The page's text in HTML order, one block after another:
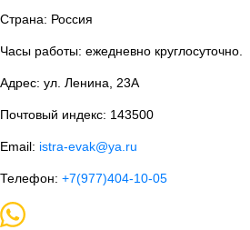
Страна: Россия
Часы работы: ежедневно круглосуточно.
Адрес: ул. Ленина, 23А
Почтовый индекс: 143500
Email: istra-evak@ya.ru
Телефон: +7(977)404-10-05